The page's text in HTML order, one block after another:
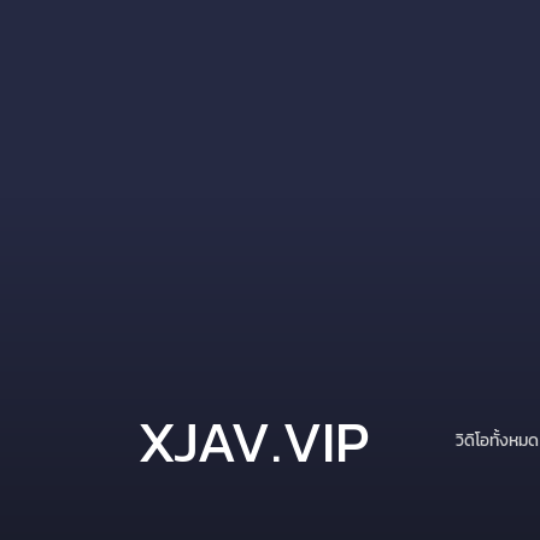
XJAV.VIP วิดิโอทั้งหมด